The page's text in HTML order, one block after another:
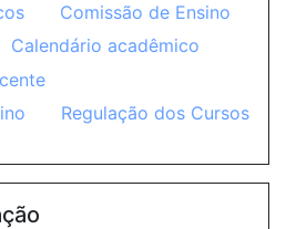
Comissão de Ensino
Calendário acadêmico
Regulação dos Cursos